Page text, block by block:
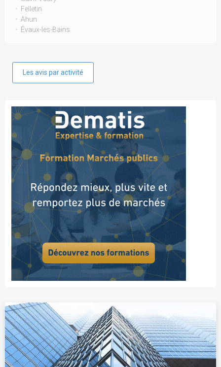
Felletin
Ahun
Évaux-les-Bains
Les avis par activité